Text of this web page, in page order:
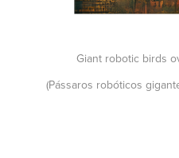
Giant robotic birds
(Pássaros robóticos